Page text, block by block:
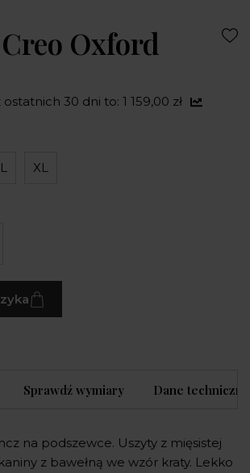
Creo Oxford
30 dni to: 1 159,00 zł
L XL
Sprawdź wymiary Dane techniczne
na podszewce. Uszyty z mięsistej
z bawełną we wzór kraty. Lekko